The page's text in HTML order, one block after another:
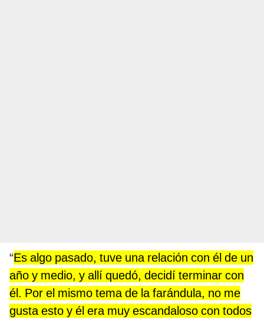
“Es algo pasado, tuve una relación con él de un
año y medio, y allí quedó, decidí terminar con
él. Por el mismo tema de la farándula, no me
gusta esto y él era muy escandaloso con todos